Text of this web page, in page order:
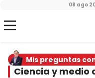
08 ago
Mis preguntas
Ciencia y medio